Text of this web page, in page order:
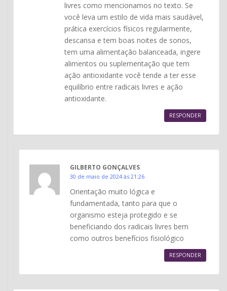
livres como mencionamos no texto. Se
você leva um estilo de vida mais saudável,
prática exercícios físicos regularmente,
descansa e tem boas noites de sonos,
tem uma alimentação balanceada, ingere
alimentos ou suplementação que tem
ação antioxidante você tende a ter esse
equilíbrio entre radicais livres e ação
antioxidante.
RESPONDER
GILBERTO GONÇALVES
30 de maio de 2024 às 21:26
Orientação muito lógica e
fundamentada, tanto para que o
organismo esteja protegido e se
beneficiando dos radicais livres bem
como outros benefícios fisiológico
RESPONDER